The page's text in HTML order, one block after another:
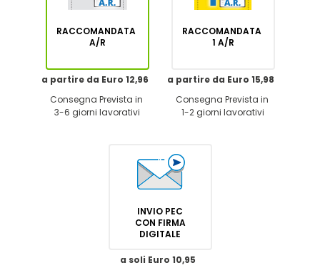
RACCOMANDATA
A/R
a partire da Euro 12,96
Consegna Prevista in
3-6 giorni lavorativi
RACCOMANDATA
1 A/R
a partire da Euro 15,98
Consegna Prevista in
1-2 giorni lavorativi
INVIO PEC
CON FIRMA
DIGITALE
a soli Euro 10,95